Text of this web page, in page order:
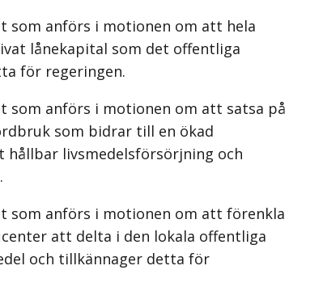
som anförs i motionen om att hela
lånekapital som det offentliga
för regeringen.
som anförs i motionen om att satsa på
som bidrar till en ökad
livsmedelsförsörjning och
som anförs i motionen om att förenkla
att delta i den lokala offentliga
och tillkännager detta för